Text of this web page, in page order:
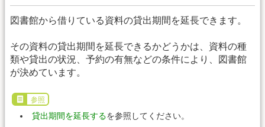
図書館から借りている資料の貸出期間を延長できます。
その資料の貸出期間を延長できるかどうかは、資料の種
類や貸出の状況、予約の有無などの条件により、図書館
が決めています。
参照
貸出期間を延長するを参照してください。